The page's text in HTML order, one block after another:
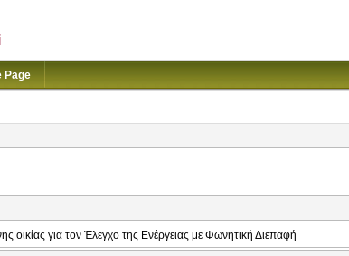
Page
οικίας για τον Έλεγχο της Ενέργειας με Φωνητική Διεπαφή